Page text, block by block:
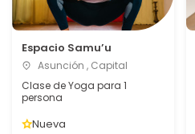
Espacio Samu’u
Asunción , Capital
Clase de Yoga para 1
persona
Nueva